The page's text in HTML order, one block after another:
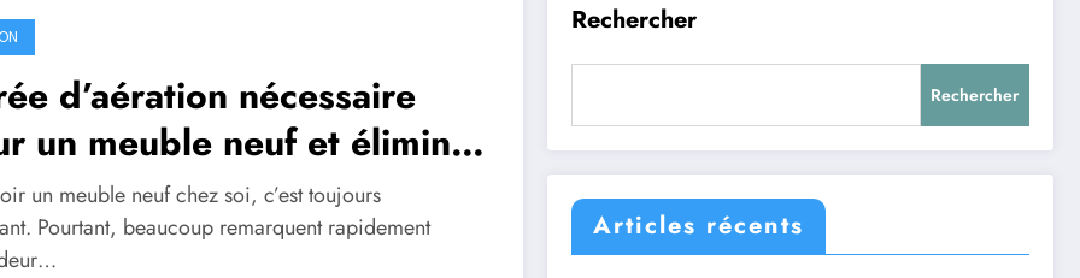
d’aération nécessaire
un meuble neuf et éliminer
efficacement
un meuble neuf chez soi, c’est toujours
Pourtant, beaucoup remarquent rapidement
Rechercher
Rechercher
Articles récents